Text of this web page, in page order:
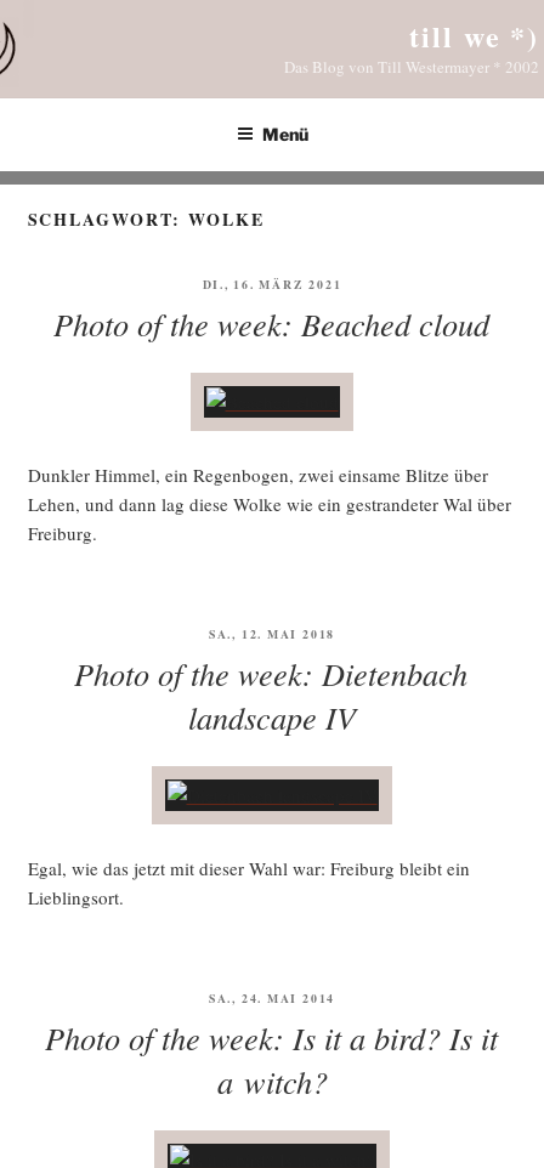
Inhalt
springen
till we *)
Das Blog von Till Westermayer * 2002
Menü
SCHLAGWORT:WOLKE
VERÖFFENTLICHT
DI., 16. MÄRZ 2021
Photo of the week: Beached cloud
Dunk­ler Him­mel, ein Regen­bo­gen, zwei ein­sa­me Blit­ze über
Lehen, und dann lag die­se Wol­ke wie ein gestran­de­ter Wal über
Freiburg.
VERÖFFENTLICHT
SA., 12. MAI 2018
Photo of the week: Dietenbach
landscape IV
Egal, wie das jetzt mit die­ser Wahl war: Frei­burg bleibt ein
Lieblingsort.
VERÖFFENTLICHT
SA., 24. MAI 2014
Photo of the week: Is it a bird? Is it
a witch?